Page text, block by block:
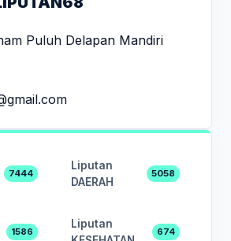
Puluh Delapan Mandiri
7444
Liputan
DAERAH
5058
1586
Liputan
674